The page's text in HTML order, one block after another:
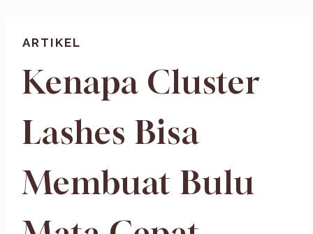
ARTIKEL
Kenapa Cluster
Lashes Bisa
Membuat Bulu